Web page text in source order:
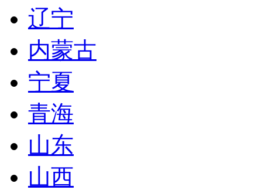
辽宁
内蒙古
宁夏
青海
山东
山西